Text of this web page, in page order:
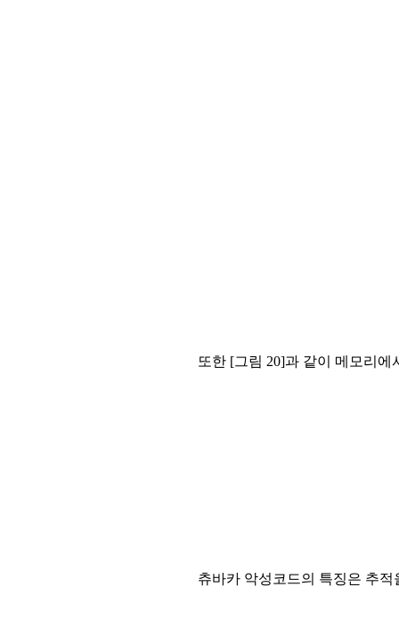
또한 [그림 20]과 같이 메모리
츄바카 악성코드의 특징은 추